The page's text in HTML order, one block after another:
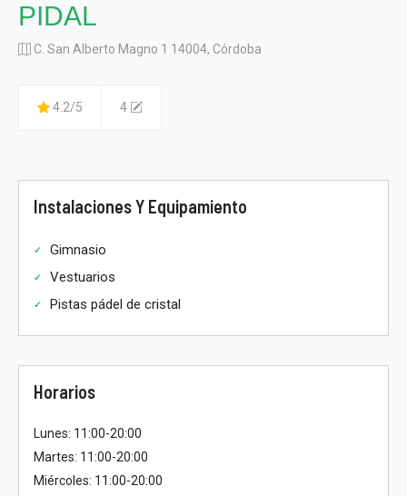
PIDAL
C. San Alberto Magno 1 14004, Córdoba
4.2/5 4
Instalaciones Y Equipamiento
Gimnasio
Vestuarios
Pistas pádel de cristal
Horarios
Lunes: 11:00-20:00
Martes: 11:00-20:00
Miércoles: 11:00-20:00